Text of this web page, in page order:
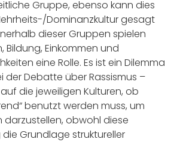
Gruppe, ebenso kann dies
Dominanzkultur gesagt
dieser Gruppen spielen
Bildung, Einkommen und
eine Rolle. Es ist ein Dilemma
der Debatte über Rassismus –
die jeweiligen Kulturen, ob
benutzt werden muss, um
darzustellen, obwohl diese
Grundlage struktureller